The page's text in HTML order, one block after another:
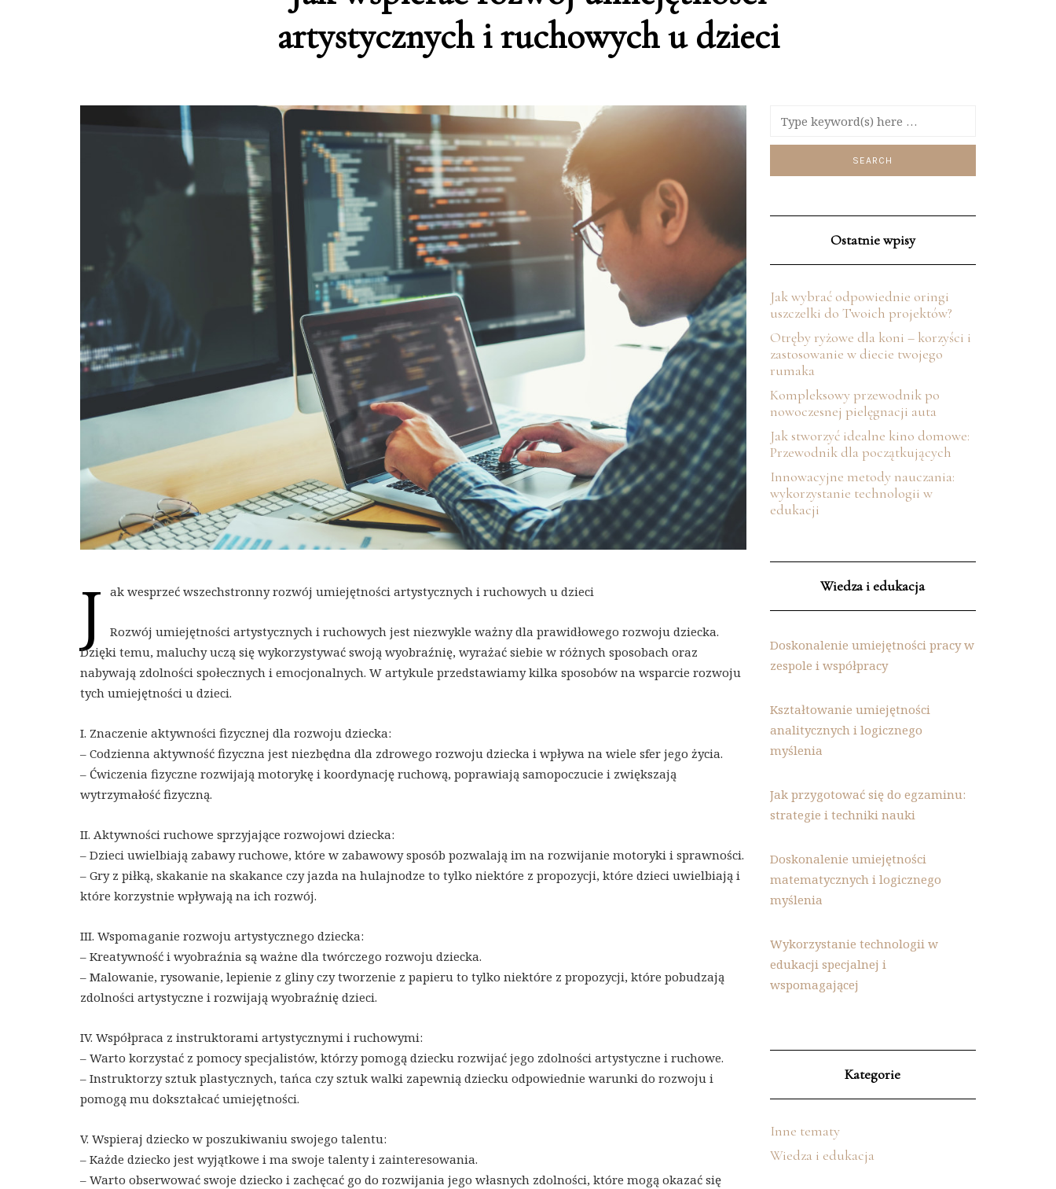
artystycznych i ruchowych u dzieci
J ak wesprzeć wszechstronny rozwój umiejętności artystycznych i ruchowych u dzieci
Rozwój umiejętności artystycznych i ruchowych jest niezwykle ważny dla prawidłowego rozwoju dziecka.
Dzięki temu, maluchy uczą się wykorzystywać swoją wyobraźnię, wyrażać siebie w różnych sposobach oraz
nabywają zdolności społecznych i emocjonalnych. W artykule przedstawiamy kilka sposobów na wsparcie rozwoju
tych umiejętności u dzieci.
I. Znaczenie aktywności fizycznej dla rozwoju dziecka:
– Codzienna aktywność fizyczna jest niezbędna dla zdrowego rozwoju dziecka i wpływa na wiele sfer jego życia.
– Ćwiczenia fizyczne rozwijają motorykę i koordynację ruchową, poprawiają samopoczucie i zwiększają
wytrzymałość fizyczną.
II. Aktywności ruchowe sprzyjające rozwojowi dziecka:
– Dzieci uwielbiają zabawy ruchowe, które w zabawowy sposób pozwalają im na rozwijanie motoryki i sprawności.
– Gry z piłką, skakanie na skakance czy jazda na hulajnodze to tylko niektóre z propozycji, które dzieci uwielbiają i
które korzystnie wpływają na ich rozwój.
III. Wspomaganie rozwoju artystycznego dziecka:
– Kreatywność i wyobraźnia są ważne dla twórczego rozwoju dziecka.
– Malowanie, rysowanie, lepienie z gliny czy tworzenie z papieru to tylko niektóre z propozycji, które pobudzają
zdolności artystyczne i rozwijają wyobraźnię dzieci.
IV. Współpraca z instruktorami artystycznymi i ruchowymi:
– Warto korzystać z pomocy specjalistów, którzy pomogą dziecku rozwijać jego zdolności artystyczne i ruchowe.
– Instruktorzy sztuk plastycznych, tańca czy sztuk walki zapewnią dziecku odpowiednie warunki do rozwoju i
pomogą mu dokształcać umiejętności.
V. Wspieraj dziecko w poszukiwaniu swojego talentu:
– Każde dziecko jest wyjątkowe i ma swoje talenty i zainteresowania.
– Warto obserwować swoje dziecko i zachęcać go do rozwijania jego własnych zdolności, które mogą okazać się
Ostatnie wpisy
Jak wybrać odpowiednie oringi
uszczelki do Twoich projektów?
Otręby ryżowe dla koni – korzyści i
zastosowanie w diecie twojego
rumaka
Kompleksowy przewodnik po
nowoczesnej pielęgnacji auta
Jak stworzyć idealne kino domowe:
Przewodnik dla początkujących
Innowacyjne metody nauczania:
wykorzystanie technologii w
edukacji
Wiedza i edukacja
Doskonalenie umiejętności pracy w
zespole i współpracy
Kształtowanie umiejętności
analitycznych i logicznego
myślenia
Jak przygotować się do egzaminu:
strategie i techniki nauki
Doskonalenie umiejętności
matematycznych i logicznego
myślenia
Wykorzystanie technologii w
edukacji specjalnej i
wspomagającej
Kategorie
Inne tematy
Wiedza i edukacja